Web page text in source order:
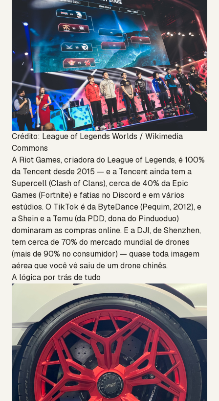
Crédito: League of Legends Worlds / Wikimedia
Commons
A Riot Games, criadora do League of Legends, é 100%
da Tencent desde 2015 — e a Tencent ainda tem a
Supercell (Clash of Clans), cerca de 40% da Epic
Games (Fortnite) e fatias no Discord e em vários
estúdios. O TikTok é da ByteDance (Pequim, 2012), e
a Shein e a Temu (da PDD, dona do Pinduoduo)
dominaram as compras online. E a DJI, de Shenzhen,
tem cerca de 70% do mercado mundial de drones
(mais de 90% no consumidor) — quase toda imagem
aérea que você vê saiu de um drone chinês.
A lógica por trás de tudo